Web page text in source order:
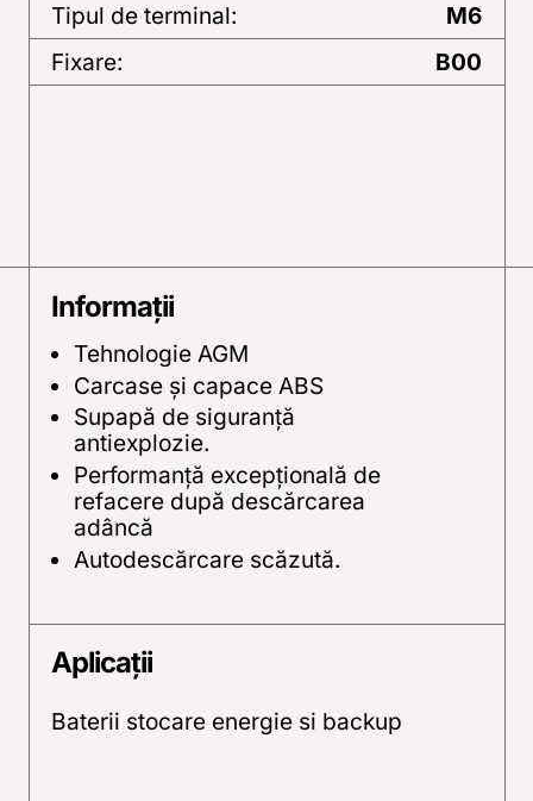
Tipul de terminal:
M6
Fixare:
B00
Informații
Tehnologie AGM
Carcase şi capace ABS
Supapă de siguranţă
antiexplozie.
Performanţă excepţională de
refacere după descărcarea
adâncă
Autodescărcare scăzută.
Aplicații
Baterii stocare energie si backup